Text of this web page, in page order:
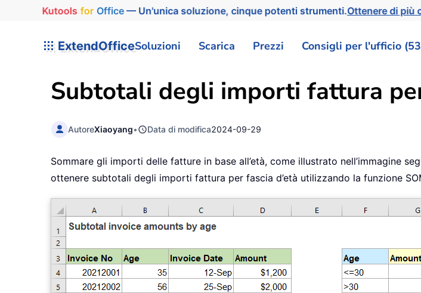
Kutools for Office— Un'unica soluzione, cinque potenti strumenti.Ottenere di più
ExtendOfficeSoluzioni Scarica Prezzi Consigli per l'ufficio
Subtotali degli importi fattura
AutoreXiaoyang• Data di modifica2024-09-29
Sommare gli importi delle fatture in base all’età, come illustrato nell’immagine
ottenere subtotali degli importi fattura per fascia d’età utilizzando la funzione